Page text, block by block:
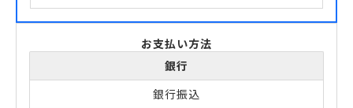
お支払い方法
銀行
銀行振込